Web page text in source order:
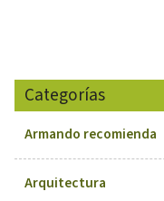
Categorías
Armando recomienda
Arquitectura